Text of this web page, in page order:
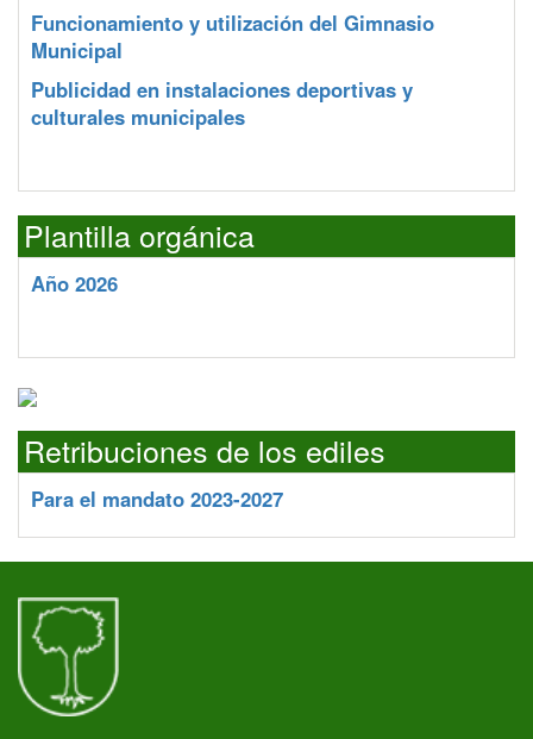
Funcionamiento y utilización del Gimnasio
Municipal
Publicidad en instalaciones deportivas y
culturales municipales
Plantilla orgánica
Año 2026
Retribuciones de los ediles
Para el mandato 2023-2027